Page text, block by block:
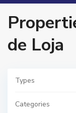
de Loja
Types
Categories